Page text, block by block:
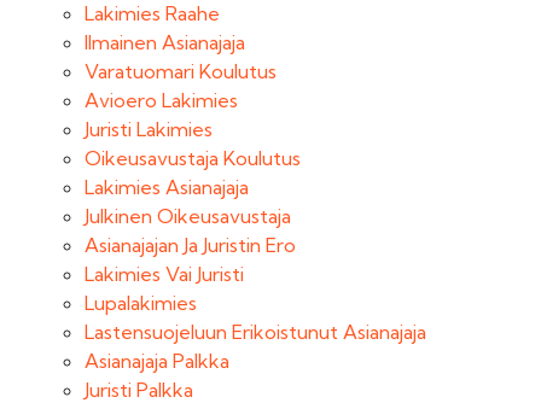
Lakimies Raahe
Ilmainen Asianajaja
Varatuomari Koulutus
Avioero Lakimies
Juristi Lakimies
Oikeusavustaja Koulutus
Lakimies Asianajaja
Julkinen Oikeusavustaja
Asianajajan Ja Juristin Ero
Lakimies Vai Juristi
Lupalakimies
Lastensuojeluun Erikoistunut Asianajaja
Asianajaja Palkka
Juristi Palkka